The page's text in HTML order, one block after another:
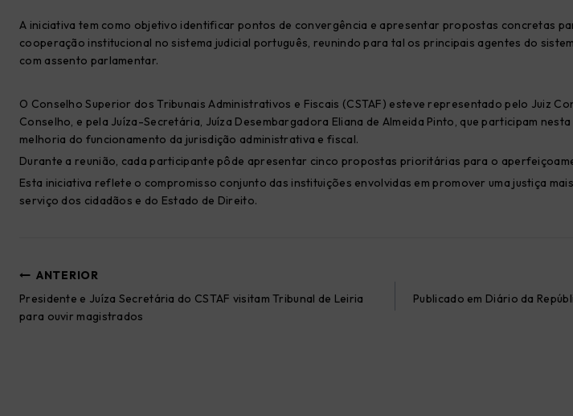
A iniciativa tem como objetivo identificar pontos de convergência e apresentar propostas concretas
cooperação institucional no sistema judicial português, reunindo para tal os principais agentes do
com assento parlamentar.
O Conselho Superior dos Tribunais Administrativos e Fiscais (CSTAF) esteve representado pelo Juiz
Conselho, e pela Juíza-Secretária, Juíza Desembargadora Eliana de Almeida Pinto, que participam
melhoria do funcionamento da jurisdição administrativa e fiscal.
Durante a reunião, cada participante pôde apresentar cinco propostas prioritárias para o
Esta iniciativa reflete o compromisso conjunto das instituições envolvidas em promover uma justiça
serviço dos cidadãos e do Estado de Direito.
Navegação
de
ANTERIOR
Presidente e Juíza Secretária do CSTAF visitam Tribunal de Leiria
para ouvir magistrados
Publicado em Diário da